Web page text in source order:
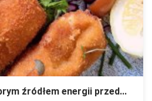
źródłem energii przed...